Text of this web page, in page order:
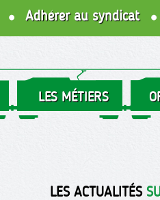
Adhérer au syndicat
LES MÉTIERS
LES ACTUALITÉS